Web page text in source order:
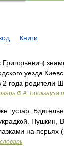
Книги
уезда
2 года родители
Ф.А. Брокгауза
устар.
на перьях